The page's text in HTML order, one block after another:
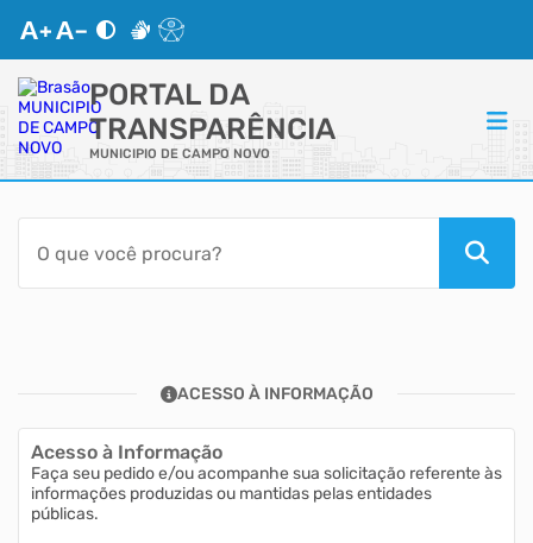
PORTAL DA
TRANSPARÊNCIA
MUNICIPIO DE CAMPO NOVO
ACESSO RÁPIDO
Acessibilidade
Autoatendimento
Mapa do Site
ACESSO À INFORMAÇÃO
Acesso à Informação
Faça seu pedido e/ou acompanhe sua solicitação referente às
informações produzidas ou mantidas pelas entidades
públicas.